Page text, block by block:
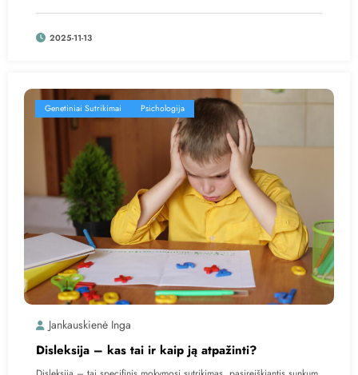
2025-11-13
Genetiniai Sutrikimai Psichologija
Jankauskienė Inga
Disleksija – kas tai ir kaip ją atpažinti?